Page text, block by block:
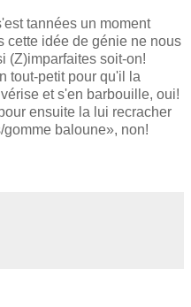
tannées un moment
cette idée de génie ne nous
(Z)imparfaites soit-on!
tout-petit pour qu'il la
et s'en barbouille, oui!
ensuite la lui recracher
baloune», non!